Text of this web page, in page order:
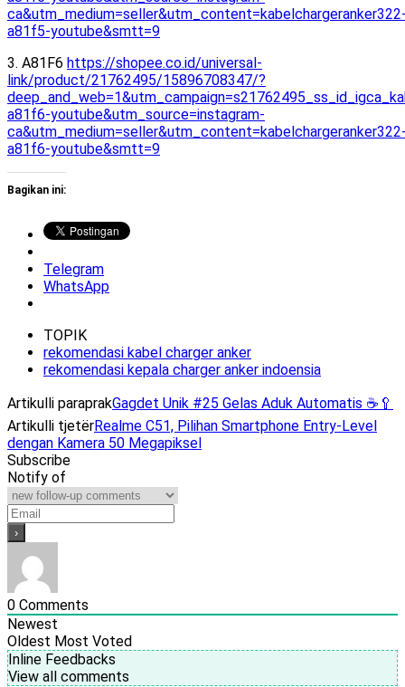
a81f5-youtube&smtt=9
3. A81F6 https://shopee.co.id/universal-
link/product/21762495/15896708347/?
a81f6-youtube&utm_source=instagram-
a81f6-youtube&smtt=9
Bagikan ini:
Telegram
WhatsApp
TOPIK
rekomendasi kabel charger anker
rekomendasi kepala charger anker indoensia
Artikulli paraprakGagdet Unik #25 Gelas Aduk Automatis ☕️🥄
Artikulli tjetërRealme C51, Pilihan Smartphone Entry-Level
dengan Kamera 50 Megapiksel
Subscribe
Notify of
0 Comments
Newest
Oldest Most Voted
Inline Feedbacks
View all comments